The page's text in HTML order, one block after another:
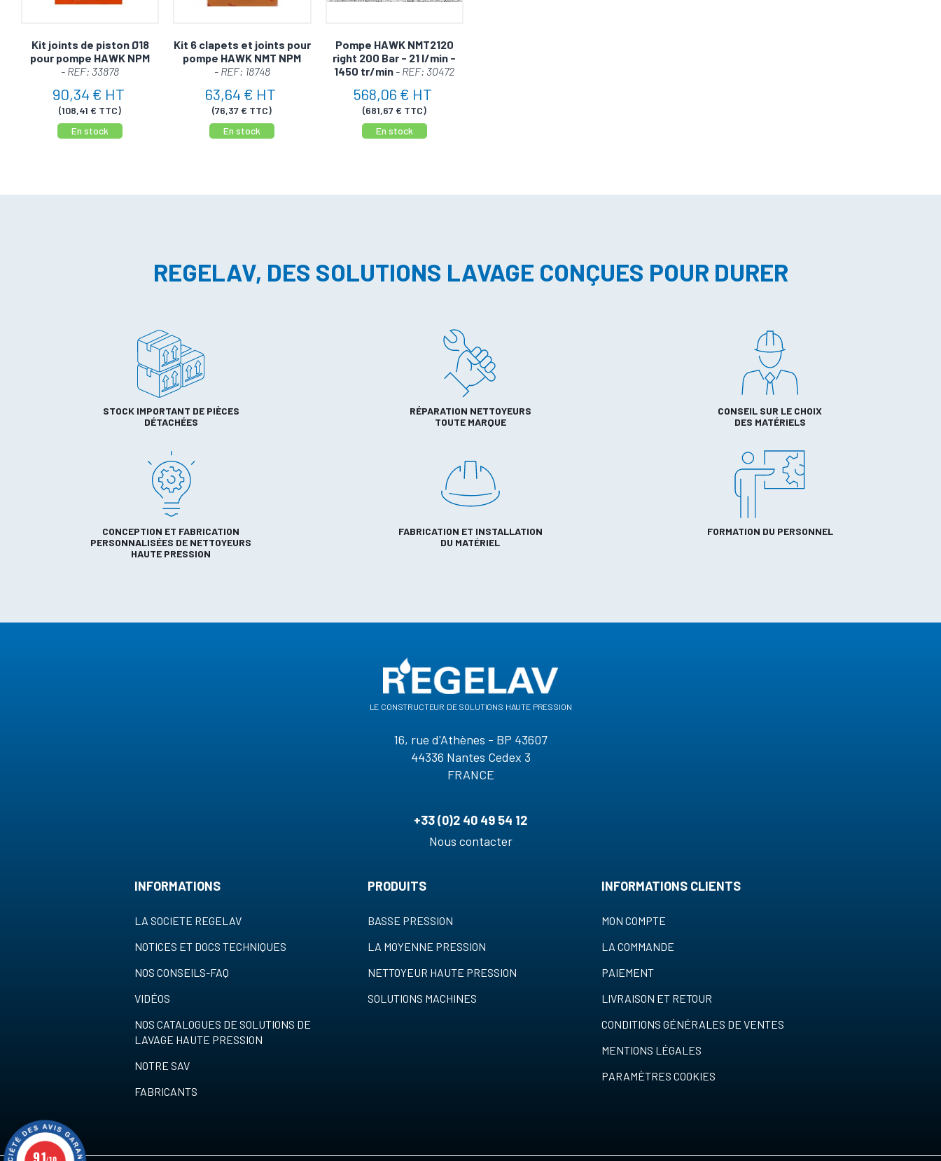
Kit joints de piston Ø18
pour pompe HAWK NPM
- REF: 33878
90,34 € HT
(108,41 € TTC)
En stock
Kit 6 clapets et joints pour
pompe HAWK NMT NPM
- REF: 18748
63,64 € HT
(76,37 € TTC)
En stock
Pompe HAWK NMT2120
right 200 Bar - 21 l/min -
1450 tr/min - REF: 30472
568,06 € HT
(681,67 € TTC)
En stock
REGELAV, DES SOLUTIONS LAVAGE CONÇUES POUR DURER
STOCK IMPORTANT DE PIÈCES
DÉTACHÉES
RÉPARATION NETTOYEURS
TOUTE MARQUE
CONSEIL SUR LE CHOIX
DES MATÉRIELS
CONCEPTION ET FABRICATION
PERSONNALISÉES DE NETTOYEURS
HAUTE PRESSION
FABRICATION ET INSTALLATION
DU MATÉRIEL
FORMATION DU PERSONNEL
le constructeur de solutions haute pression
16, rue d'Athènes - BP 43607
44336 Nantes Cedex 3
FRANCE
+33 (0)2 40 49 54 12
Nous contacter
INFORMATIONS
LA SOCIETE REGELAV
NOTICES ET DOCS TECHNIQUES
NOS CONSEILS-FAQ
VIDÉOS
NOS CATALOGUES DE SOLUTIONS DE
LAVAGE HAUTE PRESSION
NOTRE SAV
FABRICANTS
PRODUITS
BASSE PRESSION
LA MOYENNE PRESSION
NETTOYEUR HAUTE PRESSION
SOLUTIONS MACHINES
INFORMATIONS CLIENTS
MON COMPTE
LA COMMANDE
PAIEMENT
LIVRAISON ET RETOUR
CONDITIONS GÉNÉRALES DE VENTES
MENTIONS LÉGALES
PARAMÈTRES COOKIES
9.1